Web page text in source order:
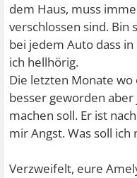
dem Haus, muss
verschlossen sind. Bin
bei jedem Auto dass
ich hellhörig.
Die letzten Monate
besser geworden
machen soll. Er ist
mir Angst. Was soll ich
Verzweifelt, eure